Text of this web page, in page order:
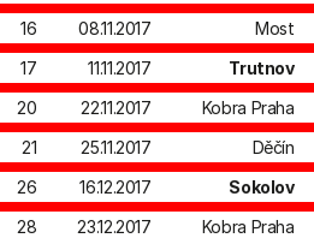
16
08.11.2017 Most
17
11.11.2017 Trutnov
20
22.11.2017 Kobra Praha
21
25.11.2017 Děčín
26
16.12.2017 Sokolov
28
23.12.2017 Kobra Praha